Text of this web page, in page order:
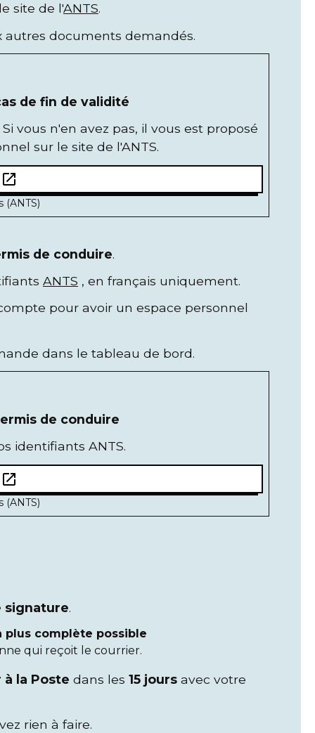
site de l'ANTS.
autres documents demandés.
de fin de validité
Si vous n'en avez pas, il vous est proposé
sur le site de l'ANTS.
open_in_new
(ANTS)
de conduire.
ANTS , en français uniquement.
pour avoir un espace personnel
dans le tableau de bord.
de conduire
identifiants ANTS.
open_in_new
(ANTS)
signature.
plus complète possible
qui reçoit le courrier.
à la Poste dans les 15 jours avec votre
rien à faire.